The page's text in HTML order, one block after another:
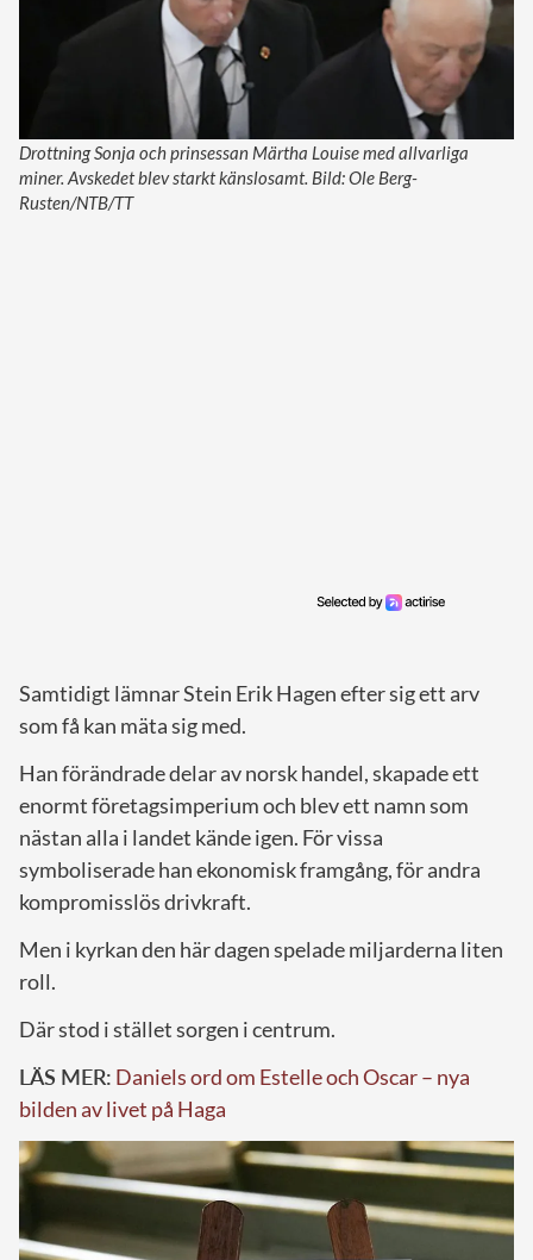
Drottning Sonja och prinsessan Märtha Louise med allvarliga
miner. Avskedet blev starkt känslosamt. Bild: Ole Berg-
Rusten/NTB/TT
Samtidigt lämnar Stein Erik Hagen efter sig ett arv
som få kan mäta sig med.
Han förändrade delar av norsk handel, skapade ett
enormt företagsimperium och blev ett namn som
nästan alla i landet kände igen. För vissa
symboliserade han ekonomisk framgång, för andra
kompromisslös drivkraft.
Men i kyrkan den här dagen spelade miljarderna liten
roll.
Där stod i stället sorgen i centrum.
LÄS MER: Daniels ord om Estelle och Oscar – nya
bilden av livet på Haga